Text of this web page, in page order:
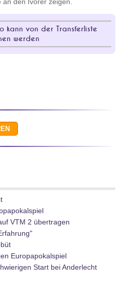
kann von der Transferliste
werden
VTM 2 übertragen
Europapokalspiel
Start bei Anderlecht